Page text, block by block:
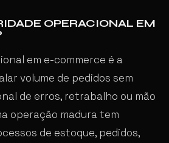
OPERACIONAL EM
em e-commerce é a
volume de pedidos sem
de erros, retrabalho ou mão
operação madura tem
de estoque, pedidos,